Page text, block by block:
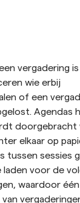
vergadering is
wie erbij
of een
Agendas
doorgebracht
elkaar op
tussen sessies
voor de
waardoor één